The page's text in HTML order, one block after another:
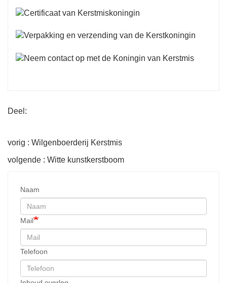
Deel:
vorig : Wilgenboerderij Kerstmis
volgende : Witte kunstkerstboom
Naam
Mail
Telefoon